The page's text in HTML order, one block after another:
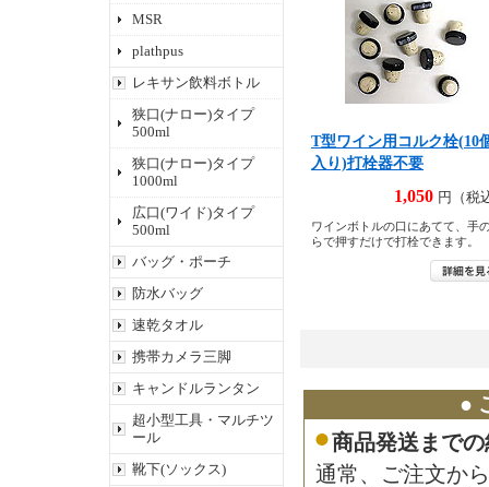
MSR
plathpus
レキサン飲料ボトル
狭口(ナロー)タイプ
500ml
狭口(ナロー)タイプ
1000ml
広口(ワイド)タイプ
500ml
バッグ・ポーチ
防水バッグ
速乾タオル
携帯カメラ三脚
キャンドルランタン
超小型工具・マルチツ
ール
靴下(ソックス)
T型ワイン用コルク栓(10
入り)打栓器不要
1,050 円（税
ワインボトルの口にあてて、手
らで押すだけで打栓できます。
●
商品発送まで
通常、ご注文か